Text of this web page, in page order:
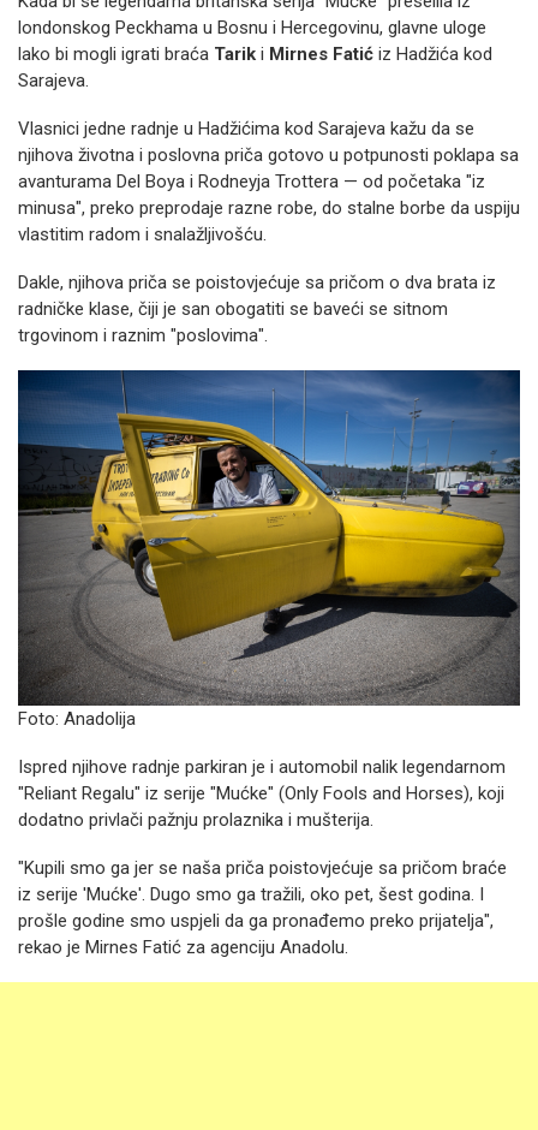
londonskog Peckhama u Bosnu i Hercegovinu, glavne uloge
lako bi mogli igrati braća Tarik i Mirnes Fatić iz Hadžića kod
Sarajeva.
Vlasnici jedne radnje u Hadžićima kod Sarajeva kažu da se
njihova životna i poslovna priča gotovo u potpunosti poklapa sa
avanturama Del Boya i Rodneyja Trottera — od početaka "iz
minusa", preko preprodaje razne robe, do stalne borbe da uspiju
vlastitim radom i snalažljivošću.
Dakle, njihova priča se poistovjećuje sa pričom o dva brata iz
radničke klase, čiji je san obogatiti se baveći se sitnom
trgovinom i raznim "poslovima".
Foto: Anadolija
Ispred njihove radnje parkiran je i automobil nalik legendarnom
"Reliant Regalu" iz serije "Mućke" (Only Fools and Horses), koji
dodatno privlači pažnju prolaznika i mušterija.
"Kupili smo ga jer se naša priča poistovjećuje sa pričom braće
iz serije 'Mućke'. Dugo smo ga tražili, oko pet, šest godina. I
prošle godine smo uspjeli da ga pronađemo preko prijatelja",
rekao je Mirnes Fatić za agenciju Anadolu.